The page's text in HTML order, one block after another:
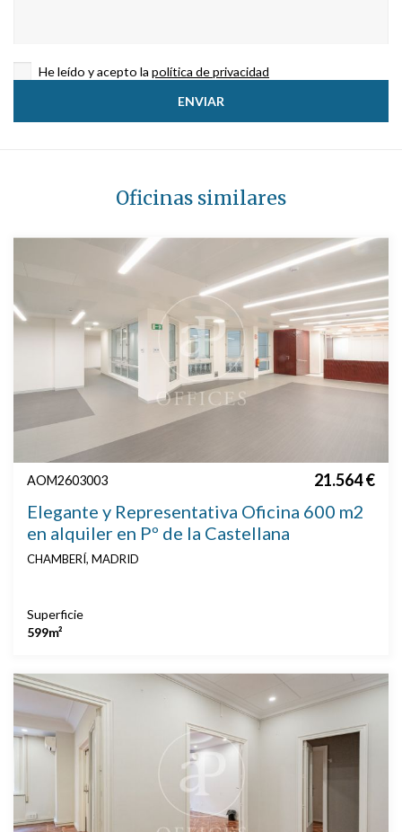
He leído y acepto la política de privacidad
Oficinas similares
AOM2603003 21.564 €
Elegante y Representativa Oficina 600 m2
en alquiler en Pº de la Castellana
CHAMBERÍ, MADRID
Superficie
599m²